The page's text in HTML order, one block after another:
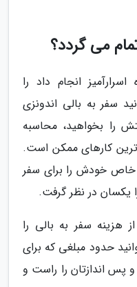
می گردد؟
انجام داد را
سفر به بالی اندونزی
را بخواهید، محاسبه
کارهای ممکن است.
خودش را برای سفر
یکسان در نظر گرفت.
هزینه سفر به بالی را
حدود مبلغی که برای
و پس اندازتان را راست و